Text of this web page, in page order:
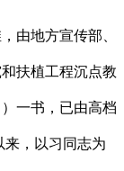
地方宣传部、
扶植工程沉点教
一书，已由高档
来，以习同志为